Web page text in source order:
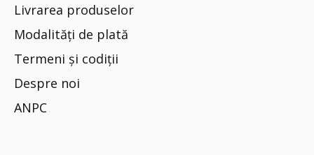
Livrarea produselor
Modalități de plată
Termeni și codiții
Despre noi
ANPC